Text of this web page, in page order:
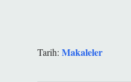
Tarih: Makaleler